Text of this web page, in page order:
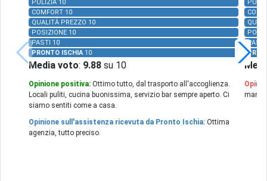
PULIZIA 10
COMFORT 10
QUALITÀ PREZZO 10
POSIZIONE 10
PASTI 10
PRONTO ISCHIA10
Media voto: 9.88 su 10
Opinione positiva: Ottimo tutto, dal trasporto all'accoglienza.
Locali puliti, cucina buonissima, servizio bar sempre aperto. Ci
siamo sentiti come a casa.
Opinione sull'assistenza ricevuta da Pronto Ischia: Ottima
agenzia, tutto preciso.